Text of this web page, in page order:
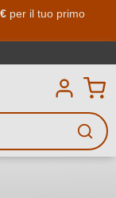
principale
per il tuo primo